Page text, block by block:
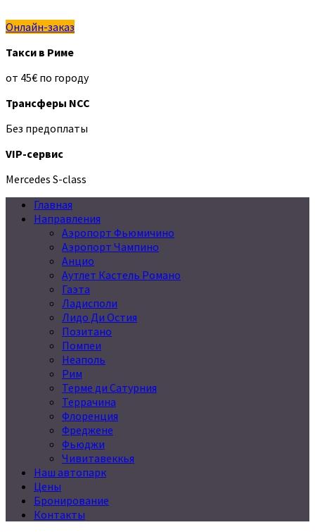
Онлайн-заказ
Такси в Риме
от 45€ по городу
Трансферы NCC
Без предоплаты
VIP-сервис
Mercedes S-class
Главная
Направления
Аэропорт Фьюмичино
Аэропорт Чампино
Анцио
Аутлет Кастель Романо
Гаэта
Ладисполи
Лидо Ди Остия
Позитано
Помпеи
Неаполь
Рим
Терме ди Сатурния
Террачина
Флоренция
Фреджене
Фьюджи
Чивитавеккья
Наш автопарк
Цены
Бронирование
Контакты